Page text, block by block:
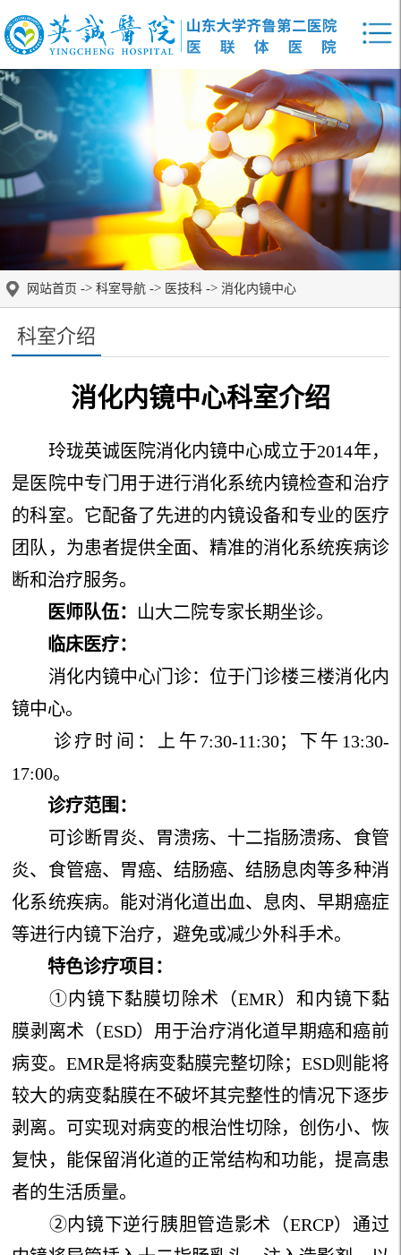
网站首页 -> 科室导航 -> 医技科 -> 消化内镜中心
科室介绍
消化内镜中心科室介绍
玲珑英诚医院消化内镜中心成立于2014年，
是医院中专门用于进行消化系统内镜检查和治疗
的科室。它配备了先进的内镜设备和专业的医疗
团队，为患者提供全面、精准的消化系统疾病诊
断和治疗服务。
医师队伍： 山大二院专家长期坐诊。
临床医疗：
消化内镜中心门诊：位于门诊楼三楼消化内
镜中心。
诊疗时间：上午7:30-11:30；下午13:30-
17:00。
诊疗范围：
可诊断胃炎、胃溃疡、十二指肠溃疡、食管
炎、食管癌、胃癌、结肠癌、结肠息肉等多种消
化系统疾病。能对消化道出血、息肉、早期癌症
等进行内镜下治疗，避免或减少外科手术。
特色诊疗项目：
①内镜下黏膜切除术（EMR）和内镜下黏
膜剥离术（ESD）用于治疗消化道早期癌和癌前
病变。EMR是将病变黏膜完整切除；ESD则能将
较大的病变黏膜在不破坏其完整性的情况下逐步
剥离。可实现对病变的根治性切除，创伤小、恢
复快，能保留消化道的正常结构和功能，提高患
者的生活质量。
②内镜下逆行胰胆管造影术（ERCP）通过